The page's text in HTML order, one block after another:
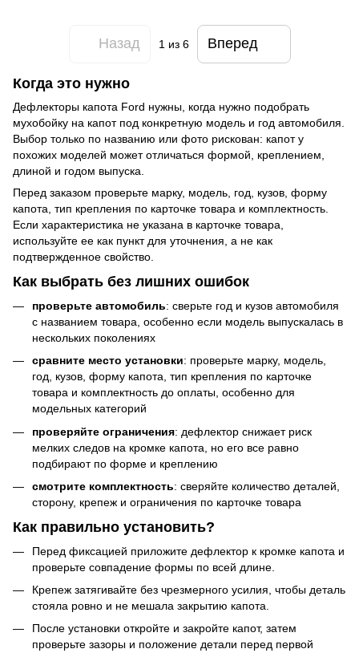
Назад 1 из 6 Вперед
Когда это нужно
Дефлекторы капота Ford нужны, когда нужно подобрать
мухобойку на капот под конкретную модель и год автомобиля.
Выбор только по названию или фото рискован: капот у
похожих моделей может отличаться формой, креплением,
длиной и годом выпуска.
Перед заказом проверьте марку, модель, год, кузов, форму
капота, тип крепления по карточке товара и комплектность.
Если характеристика не указана в карточке товара,
используйте ее как пункт для уточнения, а не как
подтвержденное свойство.
Как выбрать без лишних ошибок
проверьте автомобиль: сверьте год и кузов автомобиля
с названием товара, особенно если модель выпускалась в
нескольких поколениях
сравните место установки: проверьте марку, модель,
год, кузов, форму капота, тип крепления по карточке
товара и комплектность до оплаты, особенно для
модельных категорий
проверяйте ограничения: дефлектор снижает риск
мелких следов на кромке капота, но его все равно
подбирают по форме и креплению
смотрите комплектность: сверяйте количество деталей,
сторону, крепеж и ограничения по карточке товара
Как правильно установить?
Перед фиксацией приложите дефлектор к кромке капота и
проверьте совпадение формы по всей длине.
Крепеж затягивайте без чрезмерного усилия, чтобы деталь
стояла ровно и не мешала закрытию капота.
После установки откройте и закройте капот, затем
проверьте зазоры и положение детали перед первой